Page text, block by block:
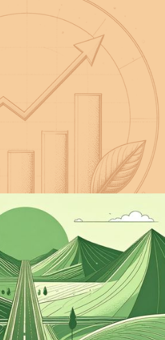
Ihres
- Die
Based Targets (SBTi)
Targets (SBTi) unterstützt
von Zielen zur
im Einklang
Pariser Abkommens, dem
dem globalen Netto-Null-Ziel
wissenschaftlich
von
bereits über 11 500
verpflichtet haben.
12.9.2025
Kompass für
wichtiges Instrument für
Wettbewerbsfähigkeit und
sichern wollen. Er gibt
erleichtert die
stärkt das Vertrauen der